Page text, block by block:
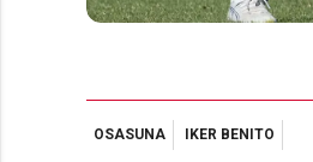
OSASUNA IKER BENITO